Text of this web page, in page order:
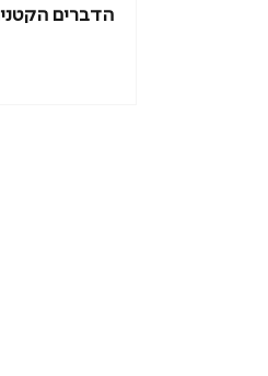
הדברים